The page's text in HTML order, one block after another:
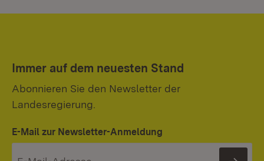
Immer auf dem neuesten Stand
Abonnieren Sie den Newsletter der
Landesregierung.
E-Mail zur Newsletter-Anmeldung